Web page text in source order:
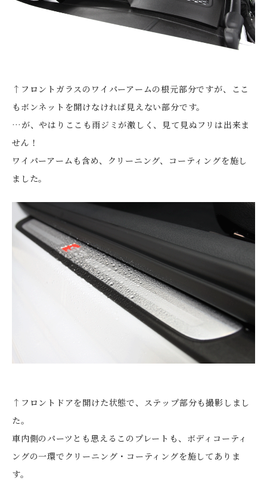
↑フロントガラスのワイパーアームの根元部分ですが、ここ
もボンネットを開けなければ見えない部分です。
…が、やはりここも雨ジミが激しく、見て見ぬフリは出来ま
せん！
ワイパーアームも含め、クリーニング、コーティングを施し
ました。
↑フロントドアを開けた状態で、ステップ部分も撮影しまし
た。
車内側のパーツとも思えるこのプレートも、ボディコーティ
ングの一環でクリーニング・コーティングを施してありま
す。